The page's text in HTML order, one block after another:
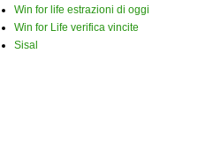
Win for life estrazioni di oggi
Win for Life verifica vincite
Sisal